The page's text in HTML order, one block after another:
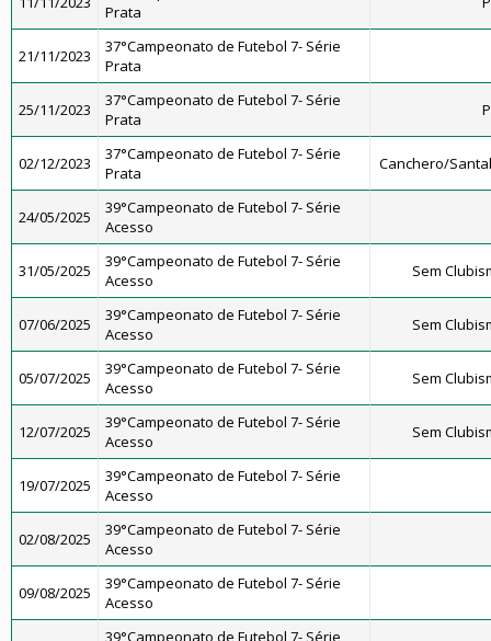
Prata
21/11/2023
37°Campeonato de Futebol 7- Série
Prata
25/11/2023
37°Campeonato de Futebol 7- Série
Prata
02/12/2023
37°Campeonato de Futebol 7- Série
Prata
Canchero/
24/05/2025
39°Campeonato de Futebol 7- Série
Acesso
31/05/2025
39°Campeonato de Futebol 7- Série
Acesso
Sem
07/06/2025
39°Campeonato de Futebol 7- Série
Acesso
Sem
05/07/2025
39°Campeonato de Futebol 7- Série
Acesso
Sem
12/07/2025
39°Campeonato de Futebol 7- Série
Acesso
Sem
19/07/2025
39°Campeonato de Futebol 7- Série
Acesso
02/08/2025
39°Campeonato de Futebol 7- Série
Acesso
09/08/2025
39°Campeonato de Futebol 7- Série
Acesso
39°Campeonato de Futebol 7- Série